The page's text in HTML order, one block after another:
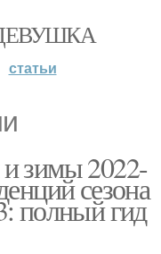
статьи
зимы 2022-
сезона
полный гид